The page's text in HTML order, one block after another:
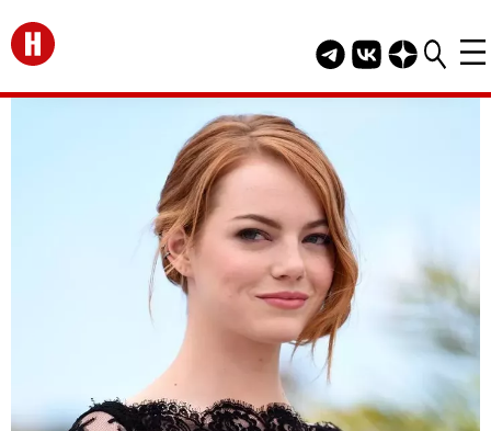
Перейти на главную
Telegram канал
Группа HELLO
Канал